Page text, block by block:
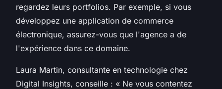
regardez leurs portfolios. Par exemple, si vous
développez une application de commerce
électronique, assurez-vous que l'agence a de
l'expérience dans ce domaine.
Laura Martin, consultante en technologie chez
Digital Insights, conseille : « Ne vous contentez